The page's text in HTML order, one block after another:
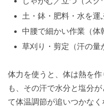
土・鉢・肥料・水を運
中腰で細かい作業（体
草刈り・剪定（汗の量
体力を使うと、体は熱を
も、その汗で水分と塩分
て体温調節が追いつかなく